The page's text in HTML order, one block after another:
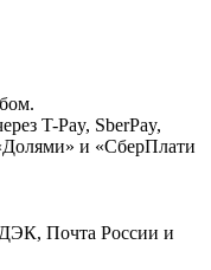
T-Pay, SberPay,
и «СберПлати
Почта России и